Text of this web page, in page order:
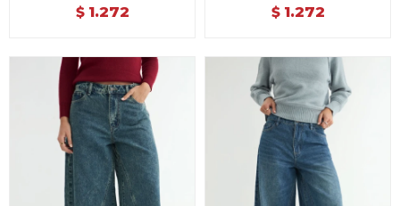
$ 1.272 $ 1.272